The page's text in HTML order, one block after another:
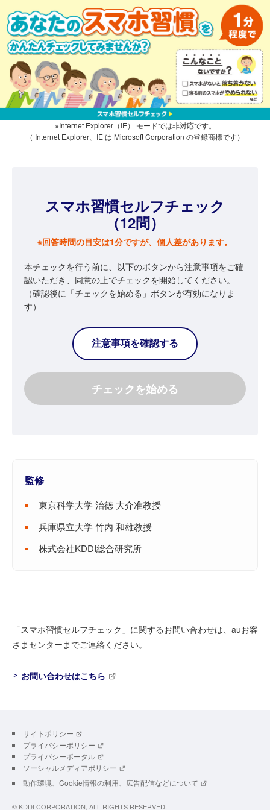
※Internet Explorer（IE） モードでは非対応です。
（ Internet Explorer、IE は Microsoft Corporation の登録商標です）
スマホ習慣セルフチェック
（12問）
※回答時間の目安は1分ですが、個人差があります。
本チェックを行う前に、以下のボタンから注意事項をご確
認いただき、同意の上でチェックを開始してください。
（確認後に「チェックを始める」ボタンが有効になりま
す）
注意事項を確認する
チェックを始める
監修
東京科学大学治徳 大介准教授
兵庫県立大学竹内 和雄教授
株式会社KDDI総合研究所
「スマホ習慣セルフチェック」に関するお問い合わせは、auお客
さまセンターまでご連絡ください。
お問い合わせはこちら
サイトポリシー
プライバシーポリシー
プライバシーポータル
ソーシャルメディアポリシー
動作環境、Cookie情報の利用、広告配信などについて
© KDDI CORPORATION, ALL RIGHTS RESERVED.